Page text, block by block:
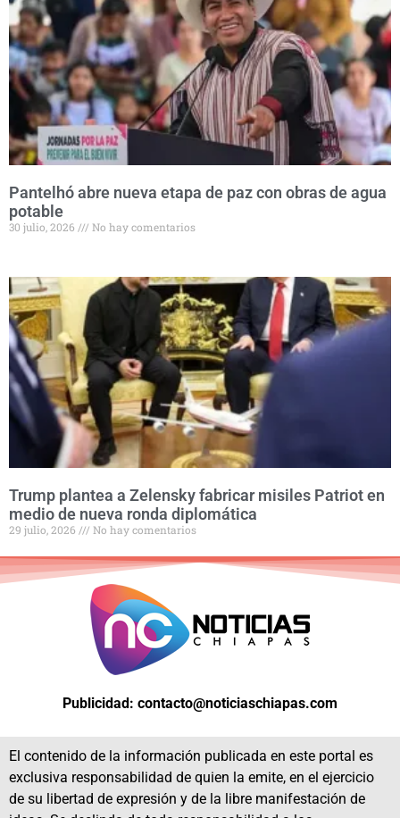
Pantelhó abre nueva etapa de paz con obras de agua
potable
30 julio, 2026 No hay comentarios
Trump plantea a Zelensky fabricar misiles Patriot en
medio de nueva ronda diplomática
29 julio, 2026 No hay comentarios
Publicidad: contacto@noticiaschiapas.com
El contenido de la información publicada en este portal es
exclusiva responsabilidad de quien la emite, en el ejercicio
de su libertad de expresión y de la libre manifestación de